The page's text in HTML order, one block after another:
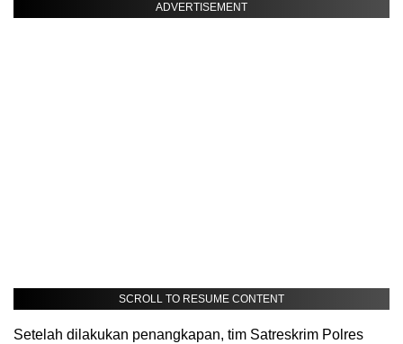
ADVERTISEMENT
SCROLL TO RESUME CONTENT
Setelah dilakukan penangkapan, tim Satreskrim Polres